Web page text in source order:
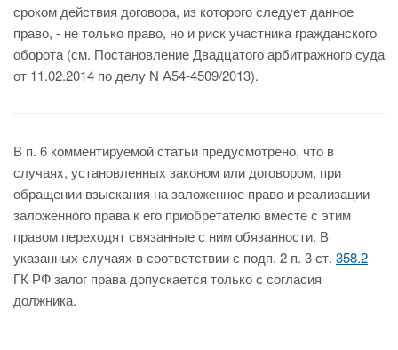
сроком действия договора, из которого следует данное
право, - не только право, но и риск участника гражданского
оборота (см. Постановление Двадцатого арбитражного суда
от 11.02.2014 по делу N А54-4509/2013).
В п. 6 комментируемой статьи предусмотрено, что в
случаях, установленных законом или договором, при
обращении взыскания на заложенное право и реализации
заложенного права к его приобретателю вместе с этим
правом переходят связанные с ним обязанности. В
указанных случаях в соответствии с подп. 2 п. 3 ст. 358.2
ГК РФ залог права допускается только с согласия
должника.